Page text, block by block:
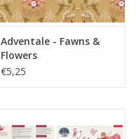
Adventale - Fawns &
Flowers
€5,25